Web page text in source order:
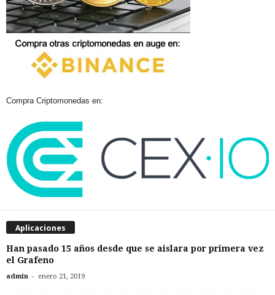
Compra Criptomonedas en:
Aplicaciones
Han pasado 15 años desde que se aislara por primera vez
el Grafeno
admin - enero 21, 2019